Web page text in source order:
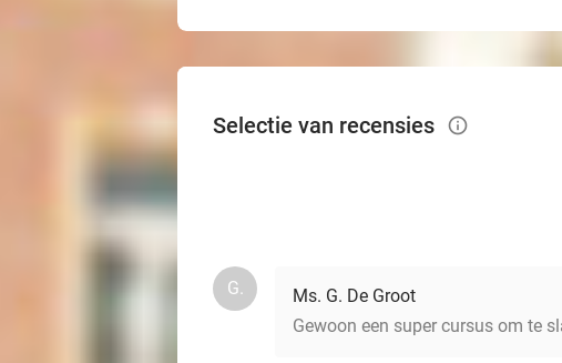
Selectie van recensies info_outlined
G.
Ms. G. De Groot
Gewoon een super cursus om te